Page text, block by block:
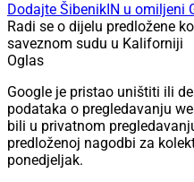
Dodajte ŠibenikIN u omiljeni
Radi se o dijelu predložene
saveznom sudu u Kaliforniji
Oglas
Google je pristao uništiti ili
podataka o pregledavanju
bili u privatnom
predloženoj nagodbi za
ponedjeljak.